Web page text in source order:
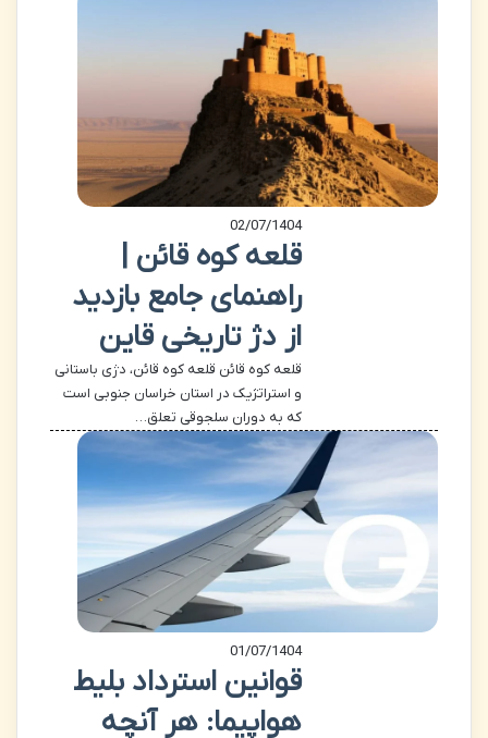
02/07/1404
قلعه کوه قائن |
راهنمای جامع بازدید
از دژ تاریخی قاین
قلعه کوه قائن قلعه کوه قائن، دژی باستانی
و استراتژیک در استان خراسان جنوبی است
که به دوران سلجوقی تعلق…
01/07/1404
قوانین استرداد بلیط
هواپیما: هر آنچه